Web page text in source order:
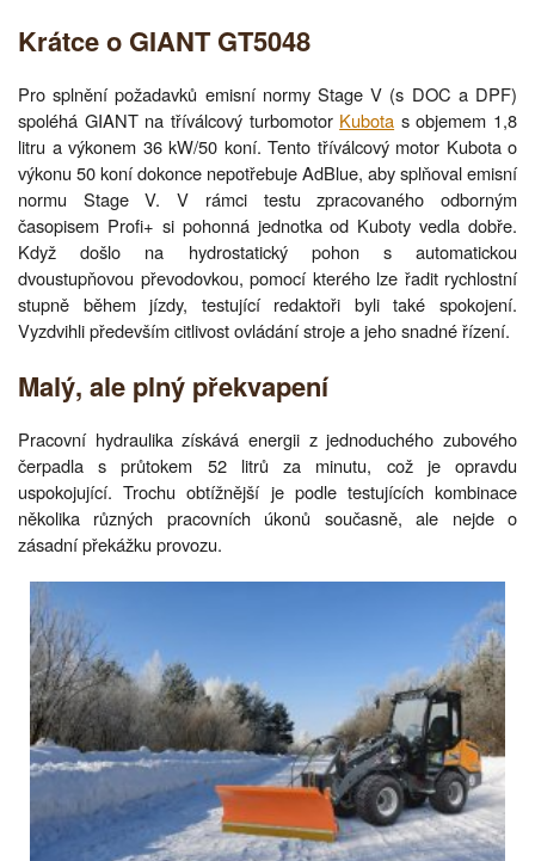
Krátce o GIANT GT5048
Pro splnění požadavků emisní normy Stage V (s DOC a DPF)
spoléhá GIANT na tříválcový turbomotor Kubota s objemem 1,8
litru a výkonem 36 kW/50 koní. Tento tříválcový motor Kubota o
výkonu 50 koní dokonce nepotřebuje AdBlue, aby splňoval emisní
normu Stage V. V rámci testu zpracovaného odborným
časopisem Profi+ si pohonná jednotka od Kuboty vedla dobře.
Když došlo na hydrostatický pohon s automatickou
dvoustupňovou převodovkou, pomocí kterého lze řadit rychlostní
stupně během jízdy, testující redaktoři byli také spokojení.
Vyzdvihli především citlivost ovládání stroje a jeho snadné řízení.
Malý, ale plný překvapení
Pracovní hydraulika získává energii z jednoduchého zubového
čerpadla s průtokem 52 litrů za minutu, což je opravdu
uspokojující. Trochu obtížnější je podle testujících kombinace
několika různých pracovních úkonů současně, ale nejde o
zásadní překážku provozu.